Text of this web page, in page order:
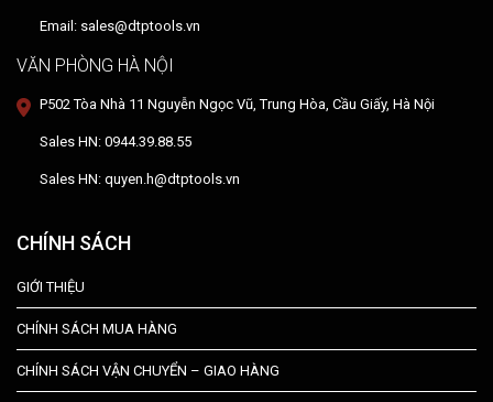
Email: sales@dtptools.vn
VĂN PHÒNG HÀ NỘI
P502 Tòa Nhà 11 Nguyễn Ngọc Vũ, Trung Hòa, Cầu Giấy, Hà Nội
Sales HN: 0944.39.88.55
Sales HN: quyen.h@dtptools.vn
CHÍNH SÁCH
GIỚI THIỆU
CHÍNH SÁCH MUA HÀNG
CHÍNH SÁCH VẬN CHUYỂN – GIAO HÀNG